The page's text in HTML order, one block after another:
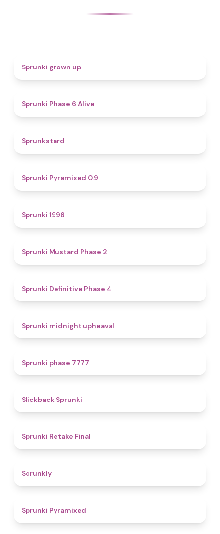
Sprunki grown up
Sprunki Phase 6 Alive
Sprunkstard
Sprunki Pyramixed 0.9
Sprunki 1996
Sprunki Mustard Phase 2
Sprunki Definitive Phase 4
Sprunki midnight upheaval
Sprunki phase 7777
Slickback Sprunki
Sprunki Retake Final
Scrunkly
Sprunki Pyramixed